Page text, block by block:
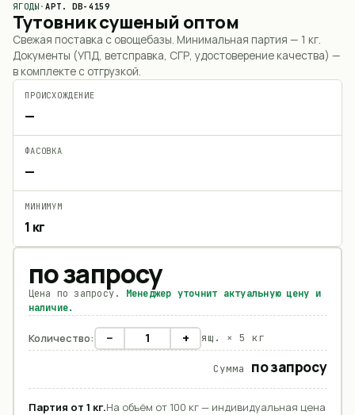
ЯГОДЫ ·АРТ.DB-4159
Тутовник сушеный оптом
Свежая поставка с овощебазы. Минимальная партия — 1 кг.
Документы (УПД, ветсправка, СГР, удостоверение качества) —
в комплекте с отгрузкой.
ПРОИСХОЖДЕНИЕ
—
ФАСОВКА
—
МИНИМУМ
1 кг
по запросу
Цена по запросу. Менеджер уточнит актуальную цену и
наличие.
Количество: − + ящ. × 5 кг
Сумма по запросу
Партия от 1 кг.На объём от 100 кг — индивидуальная цена